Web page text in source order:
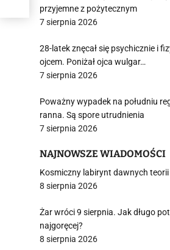
przyjemne z pożytecznym
7 sierpnia 2026
28-latek znęcał się psychicznie i
ojcem. Poniżał ojca wulgar…
7 sierpnia 2026
Poważny wypadek na południu
ranna. Są spore utrudnienia
7 sierpnia 2026
NAJNOWSZE WIADOMOŚCI
Kosmiczny labirynt dawnych
8 sierpnia 2026
Żar wróci 9 sierpnia. Jak długo
najgoręcej?
8 sierpnia 2026